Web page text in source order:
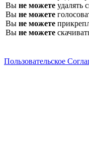
Вы не можете удалять
Вы не можете
Вы не можете
Вы не можете
Пользовательское